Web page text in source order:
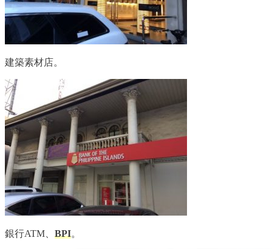
建築素材店。
銀行ATM、 BPI。